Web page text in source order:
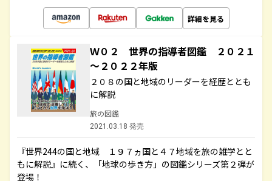
詳細を見る
Ｗ０２ 世界の指導者図鑑 ２０２１
～２０２２年版
２０８の国と地域のリーダーを経歴ととも
に解説
旅の図鑑
2021.03.18 発売
『世界244の国と地域 １９７ヵ国と４７地域を旅の雑学とと
もに解説』に続く、「地球の歩き方」の図鑑シリーズ第２弾が
登場！